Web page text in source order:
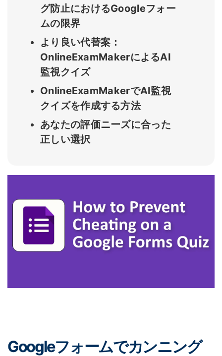
グ防止におけるGoogleフォー
ムの限界
より良い代替案：
OnlineExamMakerによるAI
監視クイズ
OnlineExamMakerでAI監視
クイズを作成する方法
あなたの評価ニーズに合った
正しい選択
Googleフォームでカンニング